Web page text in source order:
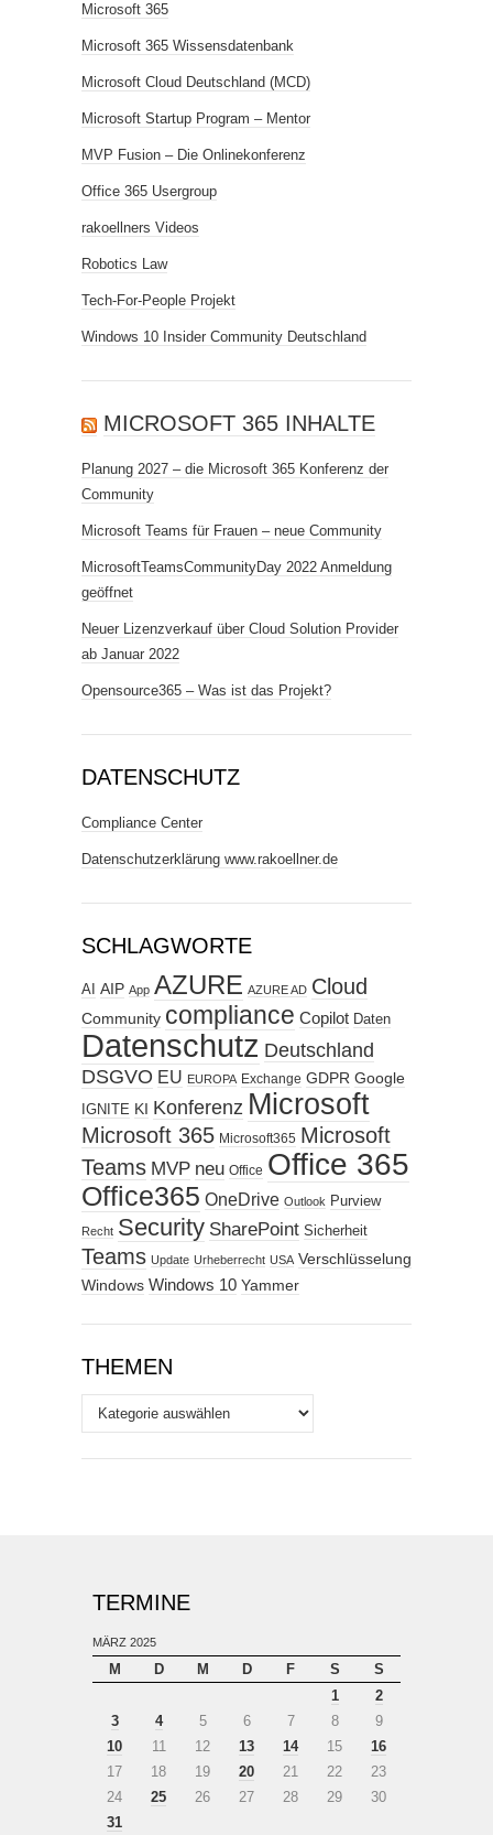
Microsoft 365
Microsoft 365 Wissensdatenbank
Microsoft Cloud Deutschland (MCD)
Microsoft Startup Program – Mentor
MVP Fusion – Die Onlinekonferenz
Office 365 Usergroup
rakoellners Videos
Robotics Law
Tech-For-People Projekt
Windows 10 Insider Community Deutschland
MICROSOFT 365 INHALTE
Planung 2027 – die Microsoft 365 Konferenz der
Community
Microsoft Teams für Frauen – neue Community
MicrosoftTeamsCommunityDay 2022 Anmeldung
geöffnet
Neuer Lizenzverkauf über Cloud Solution Provider
ab Januar 2022
Opensource365 – Was ist das Projekt?
DATENSCHUTZ
Compliance Center
Datenschutzerklärung www.rakoellner.de
SCHLAGWORTE
AI AIP App AZURE AZURE AD Cloud
Community compliance Copilot Daten
Datenschutz Deutschland
DSGVO EU EUROPA Exchange GDPR Google
IGNITE KI Konferenz Microsoft
Microsoft 365 Microsoft365 Microsoft
Teams MVP neu Office Office 365
Office365 OneDrive Outlook Purview
Recht Security SharePoint Sicherheit
Teams Update Urheberrecht USA Verschlüsselung
Windows Windows 10 Yammer
THEMEN
Themen
TERMINE
MÄRZ 2025
M D M D F S
S
1
2
3
4 5 6 7 8
9
10
11 12 13 14 15
16
17
18 19 20 21 22
23
24
25 26 27 28 29
30
31